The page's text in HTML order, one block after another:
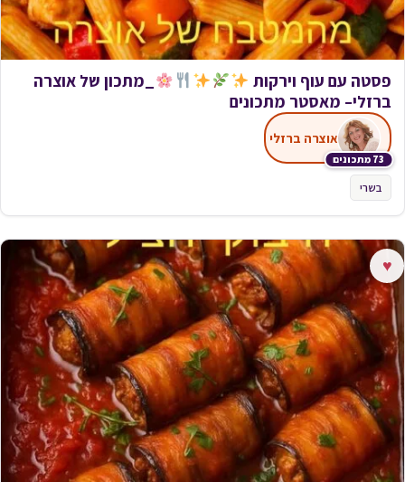
פסטה עם עוף וירקות
_מתכון של אוצרה
ברזלי– מאסטר מתכונים
73 מתכונים
אוצרה ברזלי
בשרי
♥